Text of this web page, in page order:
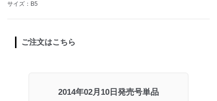
サイズ：B5
ご注文はこちら
2014年02月10日発売号単品